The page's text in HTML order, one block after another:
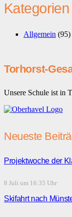
Kategorien
Allgemein (95)
Torhorst-
Unsere Schule ist in
Neueste
Projektwoche der
8 Juli um 16:35 Uhr
Skifahrt nach